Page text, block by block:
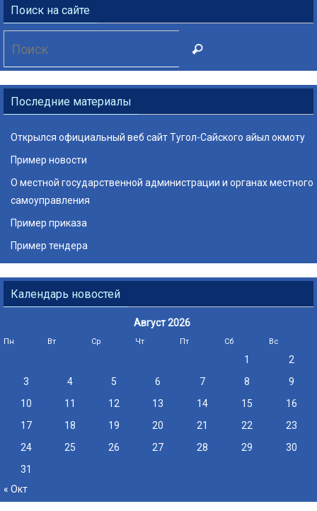
Поиск на сайте
Поиск
Последние материалы
Открылся официальный веб сайт Тугол-Сайского айыл окмоту
Пример новости
О местной государственной администрации и органах местного
самоуправления
Пример приказа
Пример тендера
Календарь новостей
Август 2026
Пн Вт Ср Чт Пт Сб Вс
1
2
3
4 5 6 7 8
9
10
11 12 13 14 15
16
17
18 19 20 21 22
23
24
25 26 27 28 29
30
31
« Окт